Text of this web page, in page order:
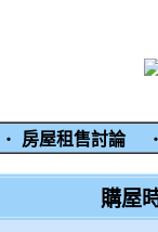
‧ 房屋租售討論
購屋